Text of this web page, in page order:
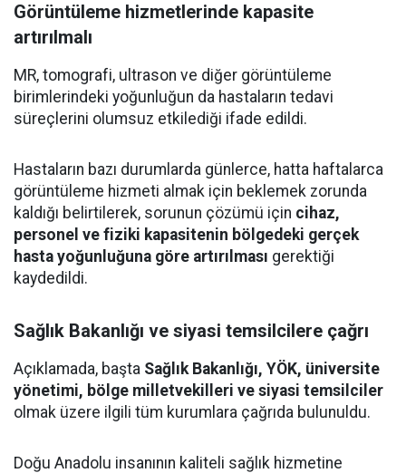
Görüntüleme hizmetlerinde kapasite
artırılmalı
MR, tomografi, ultrason ve diğer görüntüleme
birimlerindeki yoğunluğun da hastaların tedavi
süreçlerini olumsuz etkilediği ifade edildi.
Hastaların bazı durumlarda günlerce, hatta haftalarca
görüntüleme hizmeti almak için beklemek zorunda
kaldığı belirtilerek, sorunun çözümü için cihaz,
personel ve fiziki kapasitenin bölgedeki gerçek
hasta yoğunluğuna göre artırılması gerektiği
kaydedildi.
Sağlık Bakanlığı ve siyasi temsilcilere çağrı
Açıklamada, başta Sağlık Bakanlığı, YÖK, üniversite
yönetimi, bölge milletvekilleri ve siyasi temsilciler
olmak üzere ilgili tüm kurumlara çağrıda bulunuldu.
Doğu Anadolu insanının kaliteli sağlık hizmetine